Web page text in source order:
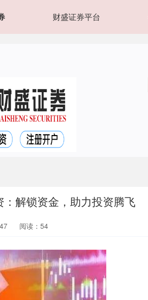
财盛证券平台
解锁资金，助力投资腾飞
阅读：54